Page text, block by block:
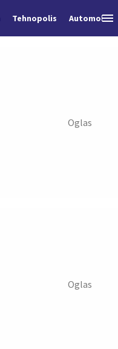
Tehnopolis Automobili